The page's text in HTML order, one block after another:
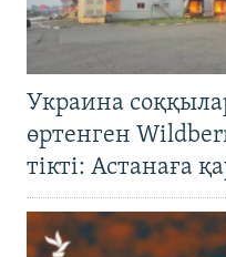
Украина
өртенген
тікті: Астанаға